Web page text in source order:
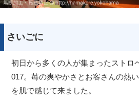
さいごに
初日から多くの人が集まったストロ
017。苺の爽やかさとお客さんの熱
を肌で感じて来ました。